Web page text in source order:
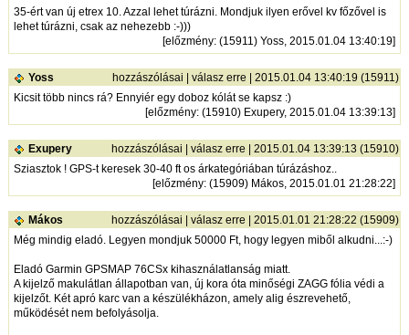
35-ért van új etrex 10. Azzal lehet túrázni. Mondjuk ilyen erővel kv főzővel is
lehet túrázni, csak az nehezebb :-)))
[előzmény: (15911) Yoss, 2015.01.04 13:40:19]
Yoss hozzászólásai válasz erre | 2015.01.04 13:40:19 (15911)
Kicsit több nincs rá? Ennyiér egy doboz kólát se kapsz :)
[előzmény: (15910) Exupery, 2015.01.04 13:39:13]
Exupery hozzászólásai válasz erre | 2015.01.04 13:39:13 (15910)
Sziasztok ! GPS-t keresek 30-40 ft os árkategóriában túrázáshoz..
[előzmény: (15909) Mákos, 2015.01.01 21:28:22]
Mákos hozzászólásai válasz erre | 2015.01.01 21:28:22 (15909)
Még mindig eladó. Legyen mondjuk 50000 Ft, hogy legyen miből alkudni...:-)
Eladó Garmin GPSMAP 76CSx kihasználatlanság miatt.
A kijelző makulátlan állapotban van, új kora óta minőségi ZAGG fólia védi a
kijelzőt. Két apró karc van a készülékházon, amely alig észrevehető,
működését nem befolyásolja.